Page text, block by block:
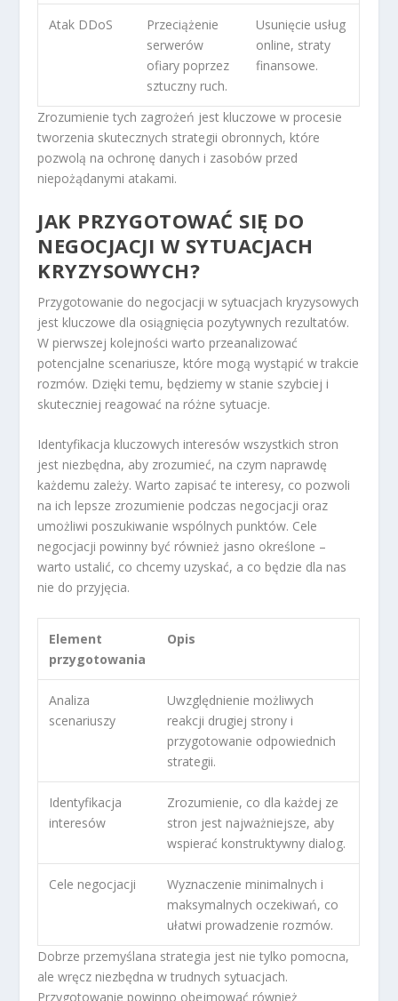
Atak DDoS
Przeciążenie
serwerów
ofiary poprzez
sztuczny ruch.
Usunięcie usług
online, straty
finansowe.
Zrozumienie tych zagrożeń jest kluczowe w procesie
tworzenia skutecznych strategii obronnych, które
pozwolą na ochronę danych i zasobów przed
niepożądanymi atakami.
JAK PRZYGOTOWAĆ SIĘ DO
NEGOCJACJI W SYTUACJACH
KRYZYSOWYCH?
Przygotowanie do negocjacji w sytuacjach kryzysowych
jest kluczowe dla osiągnięcia pozytywnych rezultatów.
W pierwszej kolejności warto przeanalizować
potencjalne scenariusze, które mogą wystąpić w trakcie
rozmów. Dzięki temu, będziemy w stanie szybciej i
skuteczniej reagować na różne sytuacje.
Identyfikacja kluczowych interesów wszystkich stron
jest niezbędna, aby zrozumieć, na czym naprawdę
każdemu zależy. Warto zapisać te interesy, co pozwoli
na ich lepsze zrozumienie podczas negocjacji oraz
umożliwi poszukiwanie wspólnych punktów. Cele
negocjacji powinny być również jasno określone –
warto ustalić, co chcemy uzyskać, a co będzie dla nas
nie do przyjęcia.
Element
przygotowania
Opis
Analiza
scenariuszy
Uwzględnienie możliwych
reakcji drugiej strony i
przygotowanie odpowiednich
strategii.
Identyfikacja
interesów
Zrozumienie, co dla każdej ze
stron jest najważniejsze, aby
wspierać konstruktywny dialog.
Cele negocjacji
Wyznaczenie minimalnych i
maksymalnych oczekiwań, co
ułatwi prowadzenie rozmów.
Dobrze przemyślana strategia jest nie tylko pomocna,
ale wręcz niezbędna w trudnych sytuacjach.
Przygotowanie powinno obejmować również